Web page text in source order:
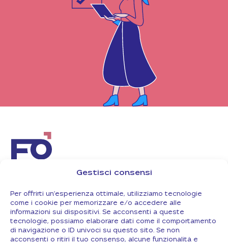
Gestisci consensi
Per offrirti un'esperienza ottimale, utilizziamo tecnologie
come i cookie per memorizzare e/o accedere alle
informazioni sui dispositivi. Se acconsenti a queste
tecnologie, possiamo elaborare dati come il comportamento
di navigazione o ID univoci su questo sito. Se non
acconsenti o ritiri il tuo consenso, alcune funzionalità e
TIPOLOGIE DI
E FONDI
FAQ
LAVORA CON
NOI
CONTATTI
ALLA
NEWSLETTER
Iscriviti